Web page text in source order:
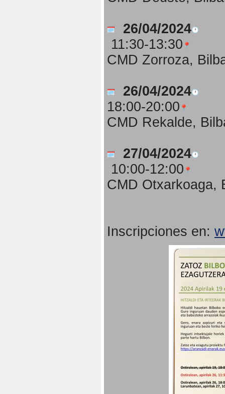
26/04/2024
11:30-13:30
CMD Zorroza,
26/04/2024
18:00-20:00
CMD Rekalde,
27/04/2024
10:00-12:00
CMD Otxarkoaga,
Inscripciones en: